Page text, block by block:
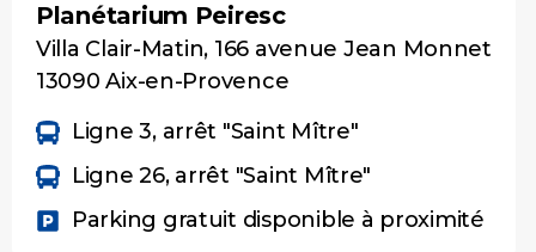
Planétarium Peiresc
Villa Clair-Matin, 166 avenue Jean Monnet
13090 Aix-en-Provence
Ligne 3, arrêt "Saint Mître"
Ligne 26, arrêt "Saint Mître"
Parking gratuit disponible à proximité